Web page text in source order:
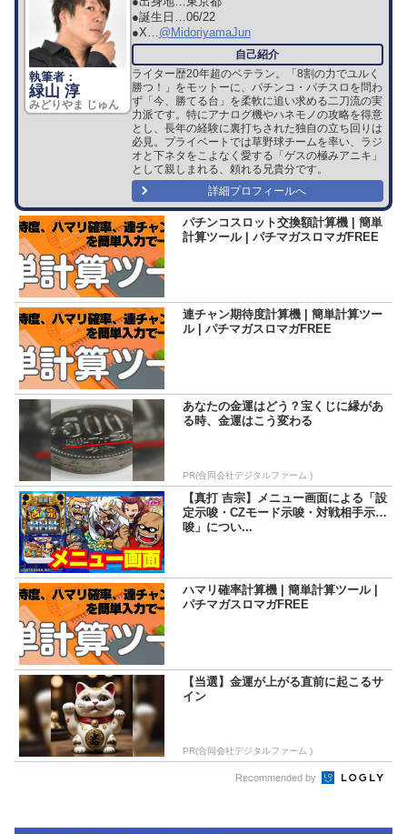
緑山 淳
みどりやま じゅん
●誕生日…06/22
●X…@MidoriyamaJun
ライター歴20年超のベテラン。「8割の力でユルく
勝つ！」をモットーに、パチンコ・パチスロを問わ
ず「今、勝てる台」を柔軟に追い求める二刀流の実
力派です。特にアナログ機やハネモノの攻略を得意
とし、長年の経験に裏打ちされた独自の立ち回りは
必見。プライベートでは草野球チームを率い、ラジ
オと下ネタをこよなく愛する「ゲスの極みアニキ」
として親しまれる、頼れる兄貴分です。
詳細プロフィールへ
パチンコスロット交換額計算機 | 簡単
計算ツール | パチマガスロマガFREE
連チャン期待度計算機 | 簡単計算ツー
ル | パチマガスロマガFREE
あなたの金運はどう？宝くじに縁があ
る時、金運はこう変わる
PR(合同会社デジタルファーム )
【真打 吉宗】メニュー画面による「設
定示唆・CZモード示唆・対戦相手示
唆」につい...
ハマリ確率計算機 | 簡単計算ツール |
パチマガスロマガFREE
【当選】金運が上がる直前に起こるサ
イン
PR(合同会社デジタルファーム )
Recommended by